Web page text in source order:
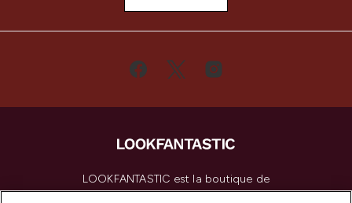
LOOKFANTASTIC est la boutique de
beauté incontournable en Europe,